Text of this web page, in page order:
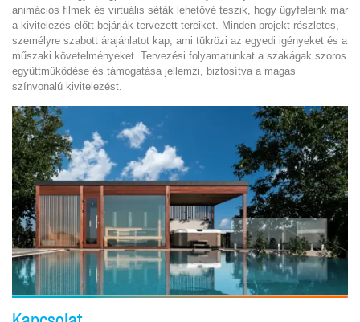
animációs filmek és virtuális séták lehetővé teszik, hogy ügyfeleink már
a kivitelezés előtt bejárják tervezett tereiket. Minden projekt részletes,
személyre szabott árajánlatot kap, ami tükrözi az egyedi igényeket és a
műszaki követelményeket. Tervezési folyamatunkat a szakágak szoros
együttműködése és támogatása jellemzi, biztosítva a magas
színvonalú kivitelezést.